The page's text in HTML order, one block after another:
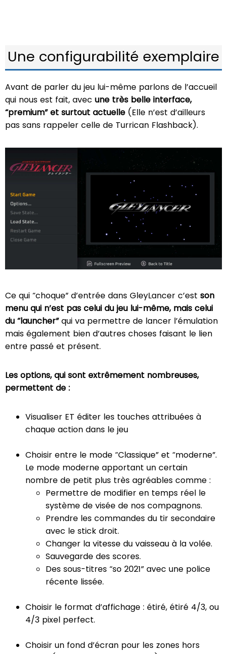
Une configurabilité exemplaire
Avant de parler du jeu lui-même parlons de l’accueil
qui nous est fait, avec une très belle interface,
“premium” et surtout actuelle (Elle n’est d’ailleurs
pas sans rappeler celle de Turrican Flashback).
Ce qui “choque” d’entrée dans GleyLancer c’est son
menu qui n’est pas celui du jeu lui-même, mais celui
du “launcher”qui va permettre de lancer l’émulation
mais également bien d’autres choses faisant le lien
entre passé et présent.
Les options, qui sont extrêmement nombreuses,
permettent de :
Visualiser ET éditer les touches attribuées à
chaque action dans le jeu
Choisir entre le mode “Classique” et “moderne”.
Le mode moderne apportant un certain
nombre de petit plus très agréables comme :
Permettre de modifier en temps réel le
système de visée de nos compagnons.
Prendre les commandes du tir secondaire
avec le stick droit.
Changer la vitesse du vaisseau à la volée.
Sauvegarde des scores.
Des sous-titres “so 2021” avec une police
récente lissée.
Choisir le format d’affichage : étiré, étiré 4/3, ou
4/3 pixel perfect.
Choisir un fond d’écran pour les zones hors